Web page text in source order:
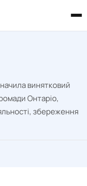
винятковий
Онтаріо,
збереження